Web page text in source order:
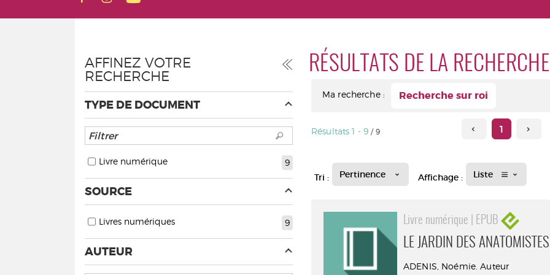
RÉSULTATS DE LA RECHERCHE
Ma recherche : Recherche sur roi
Résultats1 - 9 / 9 1
Tri : Pertinence Affichage : Liste
Livre numérique | EPUB
LE JARDIN DES ANATOMISTES
ADENIS, Noémie. Auteur
AFFINEZ VOTRE
RECHERCHE
TYPE DE DOCUMENT
9
Livre numérique
SOURCE
9
Livres numériques
AUTEUR